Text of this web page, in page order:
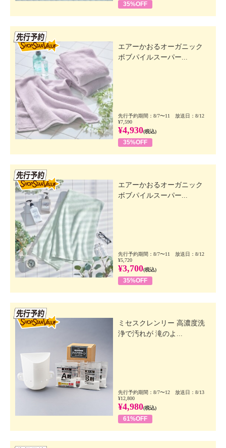
35%OFF
エアーかおるオーガニック
ボブパイルスーパー...
先行予約期間：8/7〜11 放送日：8/12
¥7,590
¥4,930(税込)
35%OFF
エアーかおるオーガニック
ボブパイルスーパー...
先行予約期間：8/7〜11 放送日：8/12
¥5,720
¥3,700(税込)
35%OFF
ミセスクレンリー 高濃度洗
浄で汚れが 滝のよ...
先行予約期間：8/7〜12 放送日：8/13
¥12,800
¥4,980(税込)
61%OFF